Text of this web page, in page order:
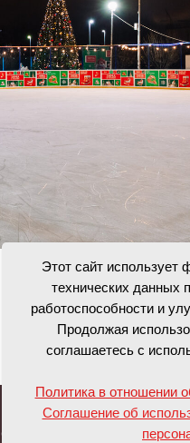
Об ОКЦ Документы
Этот сайт
технических данных
работоспособности и
Продолжая
соглашаетесь с
Политика в отношении
Соглашение об